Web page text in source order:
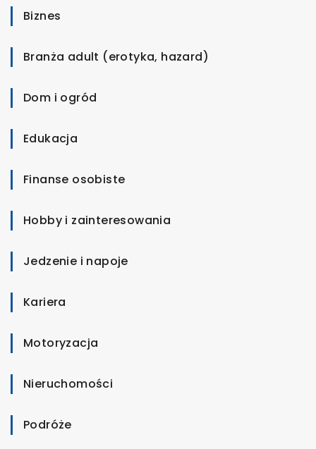
Biznes
Branża adult (erotyka, hazard)
Dom i ogród
Edukacja
Finanse osobiste
Hobby i zainteresowania
Jedzenie i napoje
Kariera
Motoryzacja
Nieruchomości
Podróże